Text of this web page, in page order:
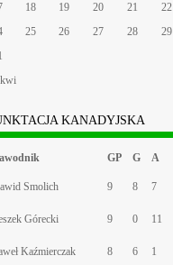
18 19 20 21 22
25 26 27 28 29
KANADYJSKA
GP G A
Smolich 9 8 7
Górecki 9 0 11
Kaźmierczak 8 6 1